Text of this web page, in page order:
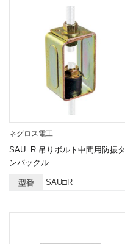
ネグロス電工
SAU□R 吊りボルト中間用防振タ
ンバックル
型番 SAU□R